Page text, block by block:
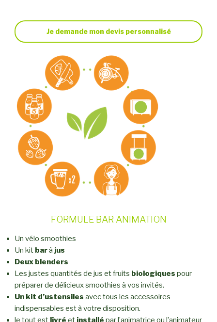
Je demande mon devis personnalisé
FORMULE BAR ANIMATION
Un vélo smoothies
Un kit barà jus
Deux blenders
Les justes quantités de jus et fruits biologiques pour
préparer de délicieux smoothies à vos invités.
Un kit d’ustensiles avec tous les accessoires
indispensables est à votre disposition.
le tout est livré et installé par l’animatrice ou l’animateur